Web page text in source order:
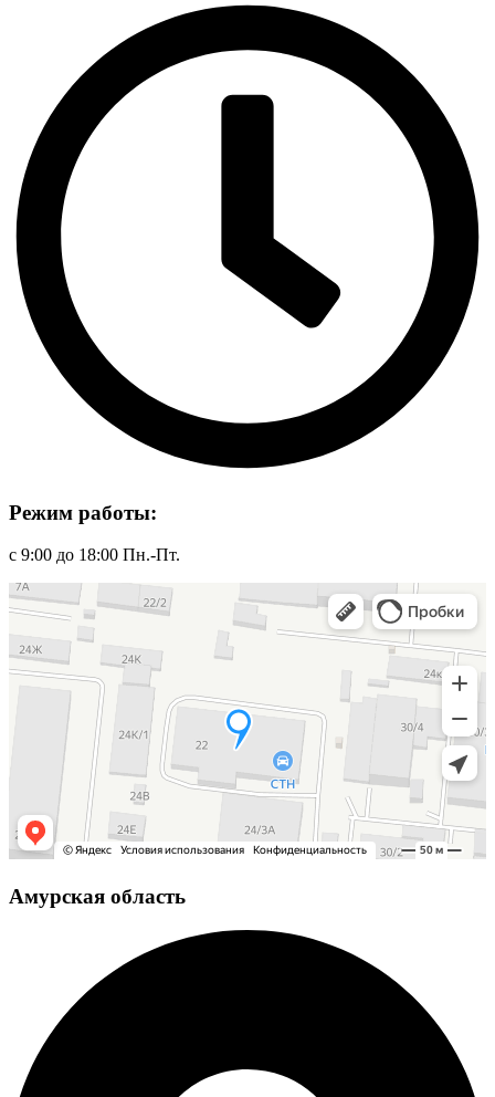
Режим работы:
с 9:00 до 18:00 Пн.-Пт.
Амурская область